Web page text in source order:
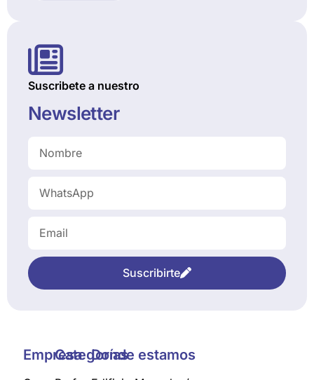
Suscribete a nuestro
Newsletter
Suscribirte
EmpresaCategoríasDonde estamos